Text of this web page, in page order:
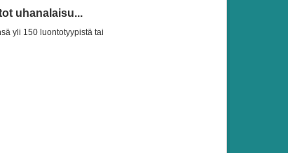
uhanalaisu...
yli 150 luontotyypistä tai